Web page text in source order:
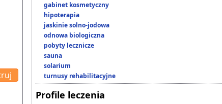
gabinet kosmetyczny
hipoterapia
jaskinie solno-jodowa
odnowa biologiczna
pobyty lecznicze
sauna
solarium
turnusy rehabilitacyjne
Profile leczenia